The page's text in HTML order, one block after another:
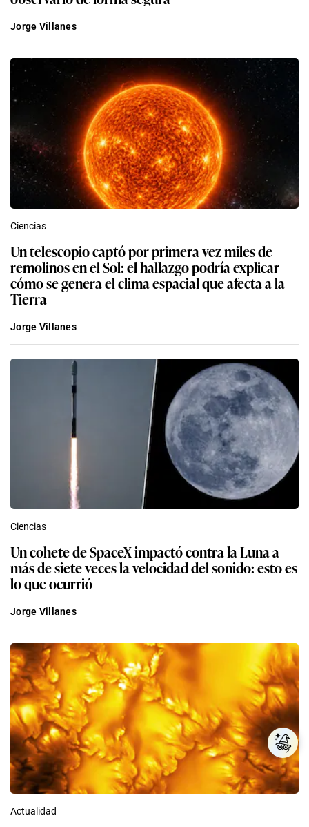
Jorge Villanes
Ciencias
Un telescopio captó por primera vez miles de
remolinos en el Sol: el hallazgo podría explicar
cómo se genera el clima espacial que afecta a la
Tierra
Jorge Villanes
Ciencias
Un cohete de SpaceX impactó contra la Luna a
más de siete veces la velocidad del sonido: esto es
lo que ocurrió
Jorge Villanes
Actualidad